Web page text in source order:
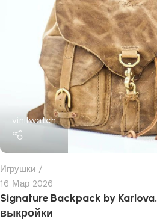
vinilwatch
Игрушки
16 Мар 2026
Signature Backpack by
выкройки